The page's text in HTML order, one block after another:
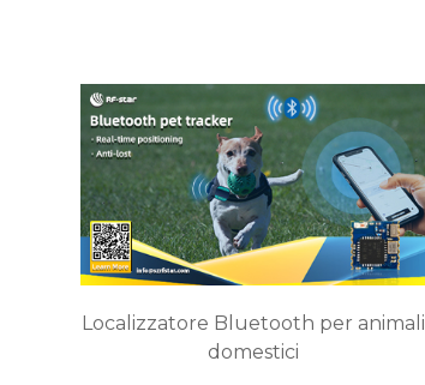
Localizzatore Bluetooth per animali
domestici